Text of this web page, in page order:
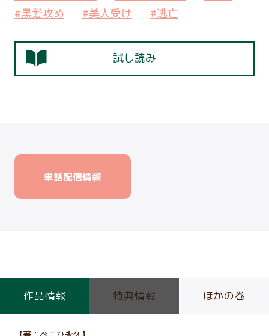
#黒髪攻め
#美人受け #逃亡
試し読み
単話配信情報
作品情報 特典情報 ほかの巻